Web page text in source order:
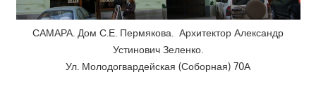
САМАРА. Дом С.Е. Пермякова. Архитектор Александр
Устинович Зеленко.
Ул. Молодогвардейская (Соборная) 70А